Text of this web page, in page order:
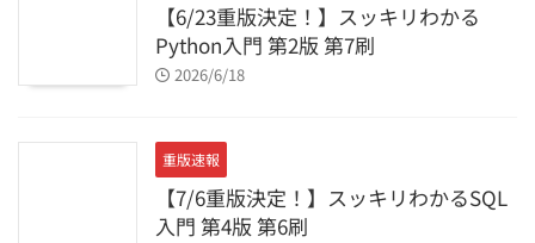
【6/23重版決定！】スッキリわかる
Python入門 第2版 第7刷
2026/6/18
重版速報
【7/6重版決定！】スッキリわかるSQL
入門 第4版 第6刷